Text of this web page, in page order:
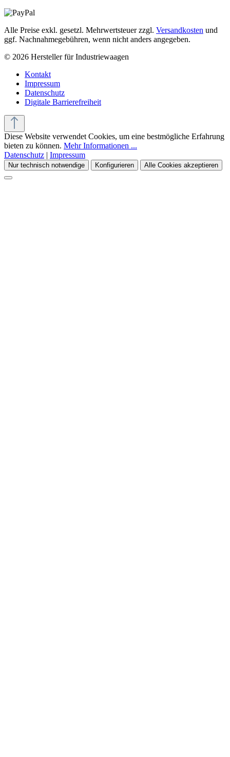
Alle Preise exkl. gesetzl. Mehrwertsteuer zzgl. Versandkosten und
ggf. Nachnahmegebühren, wenn nicht anders angegeben.
© 2026 Hersteller für Industriewaagen
Kontakt
Impressum
Datenschutz
Digitale Barrierefreiheit
Diese Website verwendet Cookies, um eine bestmögliche Erfahrung
bieten zu können. Mehr Informationen ...
Datenschutz | Impressum
Nur technisch notwendige Konfigurieren Alle Cookies akzeptieren